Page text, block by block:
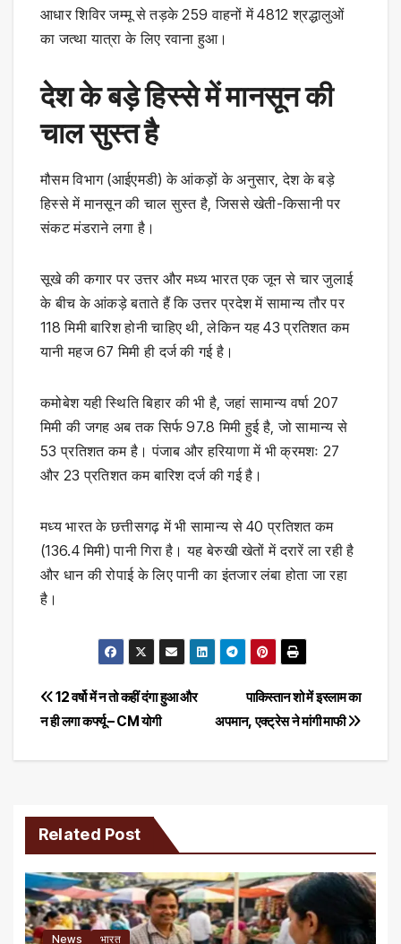
आधार शिविर जम्मू से तड़के 259 वाहनों में 4812 श्रद्धालुओं
का जत्था यात्रा के लिए रवाना हुआ।
देश के बड़े हिस्से में मानसून की
चाल सुस्त है
मौसम विभाग (आईएमडी) के आंकड़ों के अनुसार, देश के बड़े
हिस्से में मानसून की चाल सुस्त है, जिससे खेती-किसानी पर
संकट मंडराने लगा है।
सूखे की कगार पर उत्तर और मध्य भारत एक जून से चार जुलाई
के बीच के आंकड़े बताते हैं कि उत्तर प्रदेश में सामान्य तौर पर
118 मिमी बारिश होनी चाहिए थी, लेकिन यह 43 प्रतिशत कम
यानी महज 67 मिमी ही दर्ज की गई है।
कमोबेश यही स्थिति बिहार की भी है, जहां सामान्य वर्षा 207
मिमी की जगह अब तक सिर्फ 97.8 मिमी हुई है, जो सामान्य से
53 प्रतिशत कम है। पंजाब और हरियाणा में भी क्रमशः 27
और 23 प्रतिशत कम बारिश दर्ज की गई है।
मध्य भारत के छत्तीसगढ़ में भी सामान्य से 40 प्रतिशत कम
(136.4 मिमी) पानी गिरा है। यह बेरुखी खेतों में दरारें ला रही है
और धान की रोपाई के लिए पानी का इंतजार लंबा होता जा रहा
है।
Post
navigation
पाकिस्तान शो में इस्लाम का
अपमान, एक्ट्रेस ने मांगी माफी
12 वर्षो में न तो कहीं दंगा हुआ और
न ही लगा कर्फ्यू – CM योगी
Related Post
News भारत